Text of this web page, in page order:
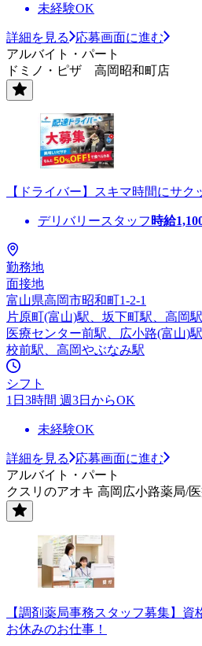
未経験OK
詳細を見る
応募画面に進む
アルバイト・パート
ドミノ・ピザ 高岡昭和町店
【ドライバー】スキマ時間にサ
デリバリースタッフ 時給
勤務地
面接地
富山県高岡市昭和町1-2-1
片原町(富山)駅、坂下町駅、高岡
医療センター前駅、広小路(富山)
校前駅、高岡やぶなみ駅
シフト
1日3時間 週3日からOK
未経験OK
詳細を見る
応募画面に進む
アルバイト・パート
クスリのアオキ 高岡広小路薬局/
【調剤薬局事務スタッフ募集】
お休みのお仕事！